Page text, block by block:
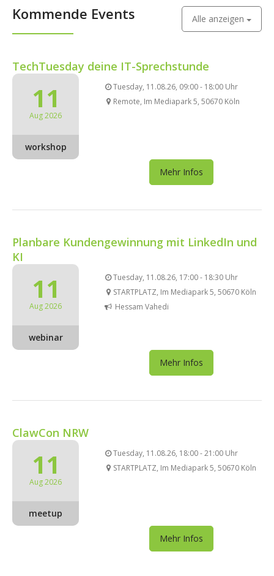
Kommende Events Alle anzeigen
TechTuesday deine IT-Sprechstunde
11
Aug 2026
workshop
Tuesday, 11.08.26, 09:00 - 18:00 Uhr
Remote, Im Mediapark 5, 50670 Köln
Mehr Infos
Planbare Kundengewinnung mit LinkedIn und
KI
11
Aug 2026
webinar
Tuesday, 11.08.26, 17:00 - 18:30 Uhr
STARTPLATZ, Im Mediapark 5, 50670 Köln
Hessam Vahedi
Mehr Infos
ClawCon NRW
11
Aug 2026
meetup
Tuesday, 11.08.26, 18:00 - 21:00 Uhr
STARTPLATZ, Im Mediapark 5, 50670 Köln
Mehr Infos